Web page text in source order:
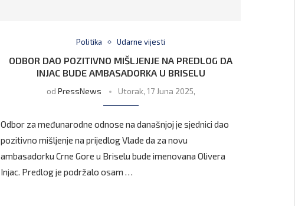
Politika Udarne vijesti
ODBOR DAO POZITIVNO MIŠLJENJE NA PREDLOG DA
INJAC BUDE AMBASADORKA U BRISELU
od PressNews Utorak, 17 Juna 2025,
Odbor za međunarodne odnose na današnjoj je sjednici dao
pozitivno mišljenje na prijedlog Vlade da za novu
ambasadorku Crne Gore u Briselu bude imenovana Olivera
Injac. Predlog je podržalo osam …